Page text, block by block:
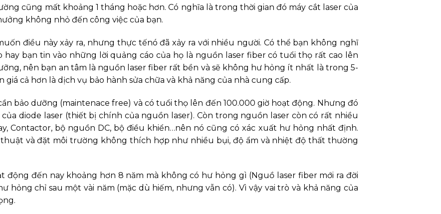
cũng mất khoảng 1 tháng hoặc hơn. Có nghĩa là trong thời gian đó máy cắt laser của
không nhỏ đến công việc của bạn.
điều này xảy ra, nhưng thực tếnó đã xảy ra với nhiều người. Có thể bạn không nghĩ
bạn tin vào những lời quảng cáo của họ là nguồn laser fiber có tuổi thọ rất cao lên
nên bạn an tâm là nguồn laser fiber rất bền và sẽ không hư hỏng ít nhất là trong 5-
cả hơn là dịch vụ bảo hành sửa chữa và khả năng của nhà cung cấp.
bảo dưỡng (maintenace free) và có tuổi thọ lên đến 100.000 giờ hoạt động. Nhưng đó
diode laser (thiết bị chính của nguồn laser). Còn trong nguồn laser còn có rất nhiều
Contactor, bộ nguồn DC, bộ điều khiển…nên nó cũng có xác xuất hư hỏng nhất định.
và đặt môi trường không thích hợp như nhiều bụi, độ ẩm và nhiệt độ thất thường
động đến nay khoảng hơn 8 năm mà không có hư hỏng gì (Nguồ laser fiber mới ra đời
hỏng chỉ sau một vài năm (mặc dù hiếm, nhưng vẫn có). Vì vậy vai trò và khả năng của